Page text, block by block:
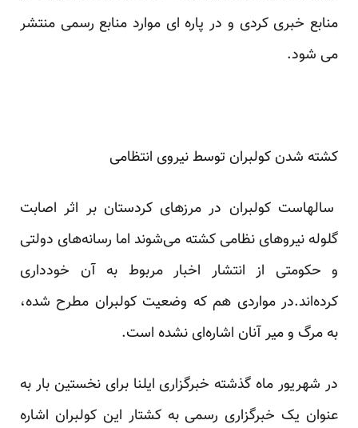
منابع خبری کردی و در پاره ای موارد منابع رسمی منتشر
می شود.
کشته شدن کولبران توسط نیروی انتظامی
سالهاست کولبران در مرزهای کردستان بر اثر اصابت
گلوله نیروهای نظامی کشته می‌شوند اما رسانه‌های دولتی
و حکومتی از انتشار اخبار مربوط به آن خودداری
کرده‌اند.در مواردی هم که وضعیت کولبران مطرح شده،
به مرگ و میر آنان اشاره‌ای نشده است.
در شهریور ماه گذشته خبرگزاری ایلنا برای نخستین بار به
عنوان یک خبرگزاری رسمی به کشتار این کولبران اشاره